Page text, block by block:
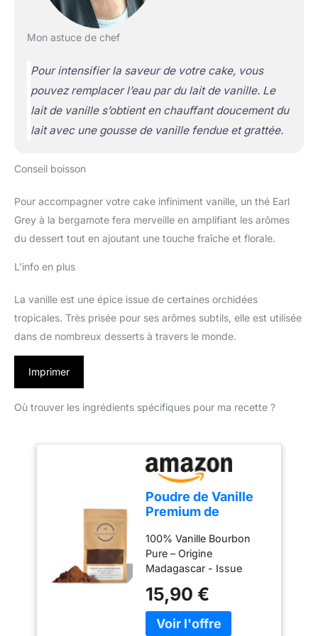
Mon astuce de chef
Pour intensifier la saveur de votre cake, vous
pouvez remplacer l’eau par du lait de vanille. Le
lait de vanille s’obtient en chauffant doucement du
lait avec une gousse de vanille fendue et grattée.
Conseil boisson
Pour accompagner votre cake infiniment vanille, un thé Earl
Grey à la bergamote fera merveille en amplifiant les arômes
du dessert tout en ajoutant une touche fraîche et florale.
L’info en plus
La vanille est une épice issue de certaines orchidées
tropicales. Très prisée pour ses arômes subtils, elle est utilisée
dans de nombreux desserts à travers le monde.
Imprimer
Où trouver les ingrédients spécifiques pour ma recette ?
Poudre de Vanille
Premium de
- 100% Vanille
Bourbon Naturelle -
Arôme Intense &
Parfum Gourmet -
Idéale Pâtisserie,
Dessert & Cuisine -
Qualité
100% Vanille Bourbon
Pure – Origine
Madagascar - Issue
gousses de vanille
Bourbon de Madagascar,
reconnues dans le
15,90 €